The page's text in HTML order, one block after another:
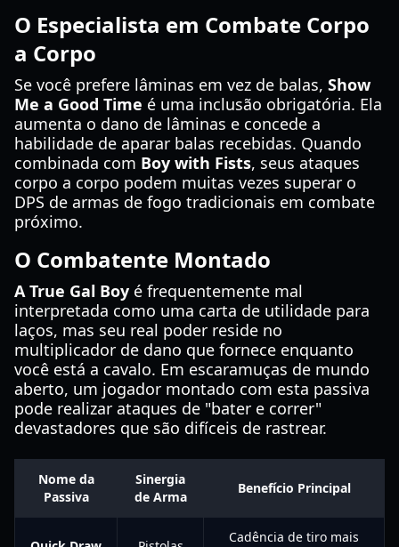
O Especialista em Combate Corpo
a Corpo
Se você prefere lâminas em vez de balas, Show
Me a Good Time é uma inclusão obrigatória. Ela
aumenta o dano de lâminas e concede a
habilidade de aparar balas recebidas. Quando
combinada com Boy with Fists, seus ataques
corpo a corpo podem muitas vezes superar o
DPS de armas de fogo tradicionais em combate
próximo.
O Combatente Montado
A True Gal Boy é frequentemente mal
interpretada como uma carta de utilidade para
laços, mas seu real poder reside no
multiplicador de dano que fornece enquanto
você está a cavalo. Em escaramuças de mundo
aberto, um jogador montado com esta passiva
pode realizar ataques de "bater e correr"
devastadores que são difíceis de rastrear.
Nome da
Passiva
Sinergia
de Arma
Benefício Principal
Cadência de tiro mais